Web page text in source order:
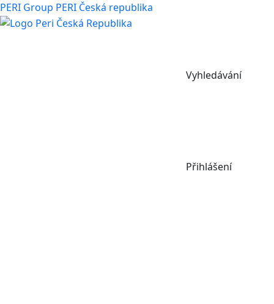
PERI Group PERI Česká republika
Vyhledávání
Přihlášení